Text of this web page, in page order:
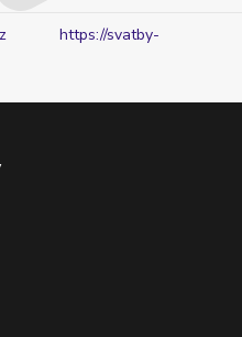
https://svatby-